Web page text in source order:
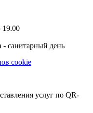
19.00
- санитарный день
cookie
услуг по QR-